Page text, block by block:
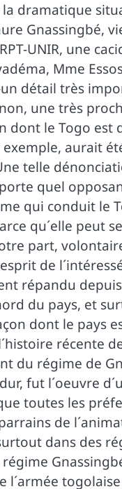
dramatique
Gnassingbé,
UNIR, une
Mme
détail très
une très
le Togo est
aurait
telle
quel
qui conduit le
qu´elle peut
part,
de
répandu depuis
du pays, et
dont le pays
récente
du régime de
fut l´oeuvre
toutes les
de
dans des